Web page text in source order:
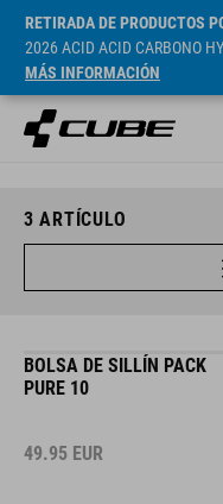
RETIRADA DE PRODUCTOS
2026 ACID ACID CARBONO
MÁS INFORMACIÓN
3 ARTÍCULO
BOLSA DE SILLÍN PACK
PURE 10
49.95 EUR